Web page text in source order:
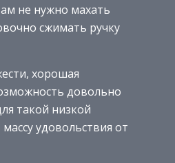
не нужно махать
сжимать ручку
хорошая
довольно
такой низкой
удовольствия от